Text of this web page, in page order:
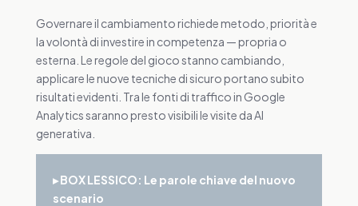
Governare il cambiamento richiede metodo, priorità e
la volontà di investire in competenza — propria o
esterna. Le regole del gioco stanno cambiando,
applicare le nuove tecniche di sicuro portano subito
risultati evidenti. Tra le fonti di traffico in Google
Analytics saranno presto visibili le visite da AI
generativa.
▸ BOX LESSICO: Le parole chiave del nuovo
scenario